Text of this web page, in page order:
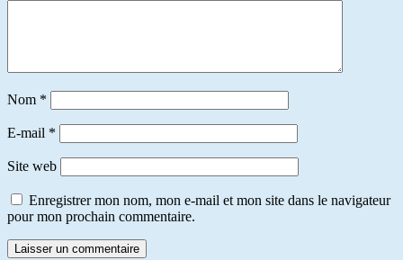
Nom *
E-mail *
Site web
Enregistrer mon nom, mon e-mail et mon site dans le navigateur
pour mon prochain commentaire.